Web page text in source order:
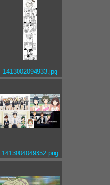
1413002094933.jpg
1413004049352.png